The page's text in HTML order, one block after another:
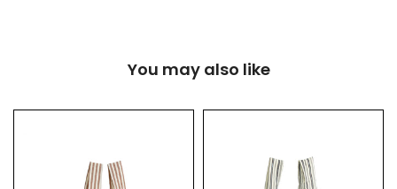
You may also like